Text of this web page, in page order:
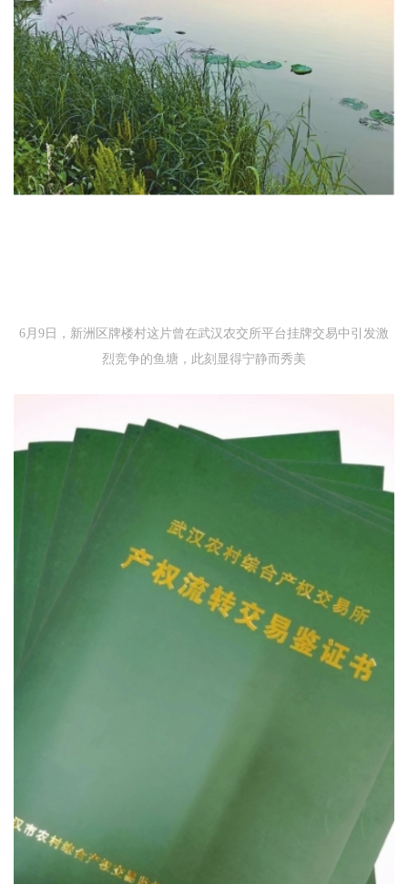
6月9日，新洲区牌楼村这片曾在武汉农交所平台挂牌交易中引发激
烈竞争的鱼塘，此刻显得宁静而秀美